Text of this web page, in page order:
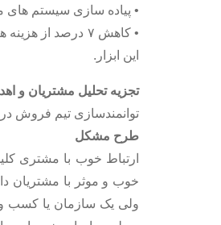
• پیاده سازی سیستم های
این ابزار.
تجزیه تحلیل مشتریان و
توانمندسازی تیم فروش
طرح مشکل
ارتباط خوب با مشتری
خوب و موثر با مشتریان
ولی یک سازمان یا کسب و